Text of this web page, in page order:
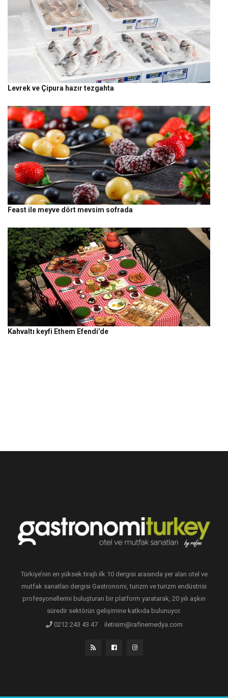
Levrek ve Çipura hazır tezgahta
Feast ile meyve dört mevsim sofrada
Kahvaltı keyfi Ethem Efendi’de
Türkiye’nin en yüksek tirajlı ilk 10 dergisi arasında yer alan otel ve
mutfak sanatları dergisi Gastronomi, turizm ve turizm endüstrisi
profesyonellerini buluşturan bir platform yaratarak, 20 yılı aşkın
süredir sektörün gelişimine katkıda bulunuyor.
0212 243 43 47
iletisim@rafinemedya.com